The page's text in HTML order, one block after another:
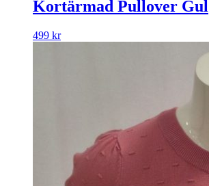
Kortärmad Pullover Gul
499 kr